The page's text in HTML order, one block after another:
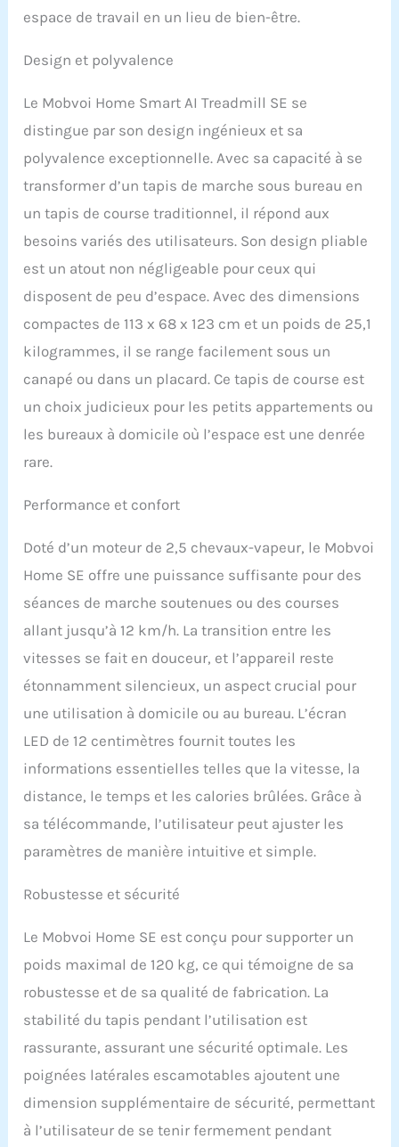
espace de travail en un lieu de bien-être.
Design et polyvalence
Le Mobvoi Home Smart AI Treadmill SE se
distingue par son design ingénieux et sa
polyvalence exceptionnelle. Avec sa capacité à se
transformer d’un tapis de marche sous bureau en
un tapis de course traditionnel, il répond aux
besoins variés des utilisateurs. Son design pliable
est un atout non négligeable pour ceux qui
disposent de peu d’espace. Avec des dimensions
compactes de 113 x 68 x 123 cm et un poids de 25,1
kilogrammes, il se range facilement sous un
canapé ou dans un placard. Ce tapis de course est
un choix judicieux pour les petits appartements ou
les bureaux à domicile où l’espace est une denrée
rare.
Performance et confort
Doté d’un moteur de 2,5 chevaux-vapeur, le Mobvoi
Home SE offre une puissance suffisante pour des
séances de marche soutenues ou des courses
allant jusqu’à 12 km/h. La transition entre les
vitesses se fait en douceur, et l’appareil reste
étonnamment silencieux, un aspect crucial pour
une utilisation à domicile ou au bureau. L’écran
LED de 12 centimètres fournit toutes les
informations essentielles telles que la vitesse, la
distance, le temps et les calories brûlées. Grâce à
sa télécommande, l’utilisateur peut ajuster les
paramètres de manière intuitive et simple.
Robustesse et sécurité
Le Mobvoi Home SE est conçu pour supporter un
poids maximal de 120 kg, ce qui témoigne de sa
robustesse et de sa qualité de fabrication. La
stabilité du tapis pendant l’utilisation est
rassurante, assurant une sécurité optimale. Les
poignées latérales escamotables ajoutent une
dimension supplémentaire de sécurité, permettant
à l’utilisateur de se tenir fermement pendant